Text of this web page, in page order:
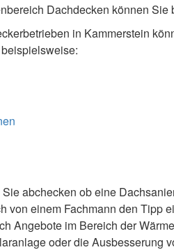
Dachdecken können Sie
in Kammerstein
abchecken ob eine
einem Fachmann den Tipp
Angebote im Bereich der
oder die Ausbesserung